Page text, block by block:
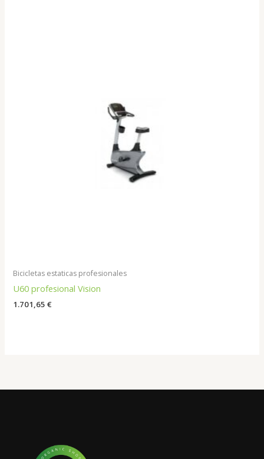
Bicicletas estaticas profesionales
U60 profesional Vision
1.701,65€